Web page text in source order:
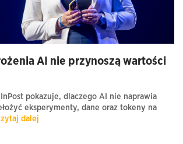
AI nie przynoszą wartości
pokazuje, dlaczego AI nie naprawia
eksperymenty, dane oraz tokeny na
dalej